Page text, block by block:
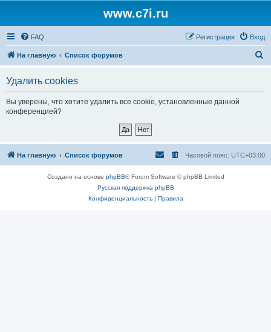
www.c7i.ru
FAQ Вход
Регистрация
На главную Список форумов
Удалить cookies
Вы уверены, что хотите удалить все cookie, установленные данной
конференцией?
На главную Список форумов Часовой пояс: UTC+03:00
Создано на основе phpBB® Forum Software © phpBB Limited
Русская поддержка phpBB
Конфиденциальность| Правила